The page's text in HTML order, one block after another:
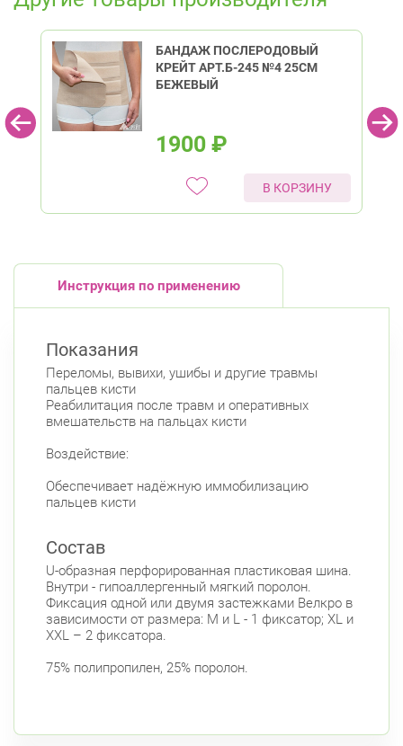
БАНДАЖ ПОСЛЕРОДОВЫЙ
КРЕЙТ АРТ.Б-245 №4 25СМ
БЕЖЕВЫЙ
1900 ₽
В КОРЗИНУ
Инструкция по применению
Показания
Переломы, вывихи, ушибы и другие травмы
пальцев кисти
Реабилитация после травм и оперативных
вмешательств на пальцах кисти
Воздействие:
Обеспечивает надёжную иммобилизацию
пальцев кисти
Состав
U-образная перфорированная пластиковая шина.
Внутри - гипоаллергенный мягкий поролон.
Фиксация одной или двумя застежками Велкро в
зависимости от размера: M и L - 1 фиксатор; XL и
XXL – 2 фиксатора.
75% полипропилен, 25% поролон.